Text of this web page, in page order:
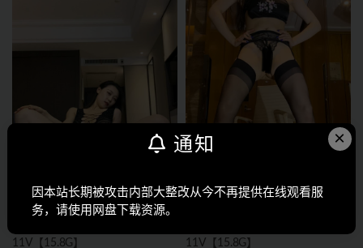
11V【15.8G】
11V【15.8G】
×
通知
因本站长期被攻击内部大整改从今不再提供在线观看服
务，请使用网盘下载资源。